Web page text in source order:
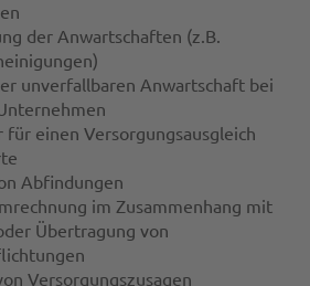
der Anwartschaften (z.B.
unverfallbaren Anwartschaft bei
einen Versorgungsausgleich
Abfindungen
im Zusammenhang mit
Übertragung von
Versorgungszusagen